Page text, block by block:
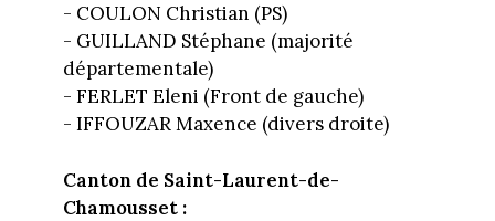
- COULON Christian (PS)
- GUILLAND Stéphane (majorité
départementale)
- FERLET Eleni (Front de gauche)
- IFFOUZAR Maxence (divers droite)
Canton de Saint-Laurent-de-
Chamousset :